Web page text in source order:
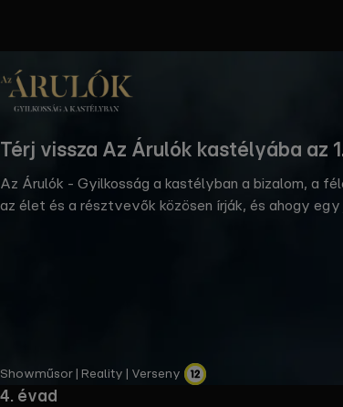
page
Térj vissza Az Árulók kastélyába az
Az Árulók - Gyilkosság a kastélyban a bizalom, a
az élet és a résztvevők közösen írják, és ahogy
fejjel gondolkodni ebben az élet-halál játékban,
Showműsor | Reality | Verseny
4. évad